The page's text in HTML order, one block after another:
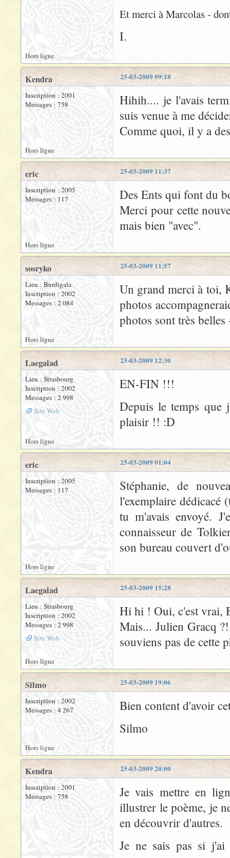
Et merci à Marcolas -
I.
Hors ligne
25-03-2009 09:18
Kendra
Inscription : 2001
Messages : 758
Hihih.... je l'avais
suis venue à me
Comme quoi, il y a
Hors ligne
25-03-2009 11:37
eric
Inscription : 2005
Messages : 117
Des Ents qui font du
Merci pour cette
mais bien "avec".
Hors ligne
25-03-2009 11:57
sosryko
Lieu : Burdigala
Inscription : 2002
Messages : 2 084
Un grand merci à toi,
photos
photos sont très
Hors ligne
25-03-2009 12:30
Laegalad
Lieu : Strasbourg
Inscription : 2002
Messages : 2 998
Site Web
EN-FIN !!!
Depuis le temps que
plaisir !! :D
Hors ligne
25-03-2009 01:04
eric
Inscription : 2005
Messages : 117
Stéphanie, de
l'exemplaire dédicacé
tu m'avais envoyé.
connaisseur de
son bureau couvert
Hors ligne
25-03-2009 15:28
Laegalad
Lieu : Strasbourg
Inscription : 2002
Messages : 2 998
Site Web
Hi hi ! Oui, c'est vrai,
Mais... Julien Gracq
souviens pas de cette
Hors ligne
25-03-2009 19:06
Silmo
Inscription : 2002
Messages : 4 267
Bien content d'avoir
Silmo
Hors ligne
25-03-2009 20:00
Kendra
Inscription : 2001
Messages : 758
Je vais mettre en
illustrer le poème, je
en découvrir d'autres.
Je ne sais pas si j'ai